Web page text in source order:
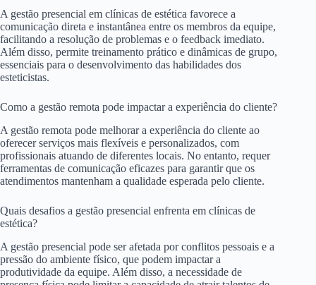
A gestão presencial em clínicas de estética favorece a
comunicação direta e instantânea entre os membros da equipe,
facilitando a resolução de problemas e o feedback imediato.
Além disso, permite treinamento prático e dinâmicas de grupo,
essenciais para o desenvolvimento das habilidades dos
esteticistas.
Como a gestão remota pode impactar a experiência do cliente?
A gestão remota pode melhorar a experiência do cliente ao
oferecer serviços mais flexíveis e personalizados, com
profissionais atuando de diferentes locais. No entanto, requer
ferramentas de comunicação eficazes para garantir que os
atendimentos mantenham a qualidade esperada pelo cliente.
Quais desafios a gestão presencial enfrenta em clínicas de
estética?
A gestão presencial pode ser afetada por conflitos pessoais e a
pressão do ambiente físico, que podem impactar a
produtividade da equipe. Além disso, a necessidade de